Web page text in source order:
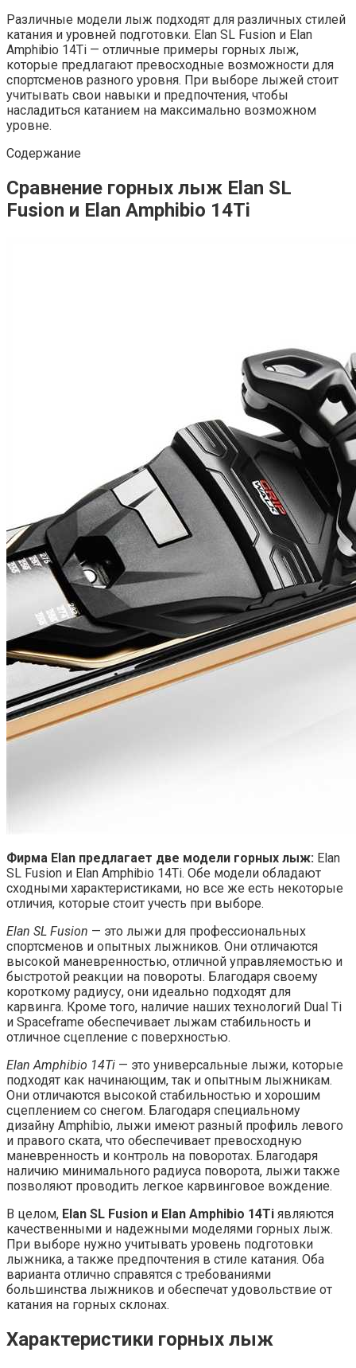
Различные модели лыж подходят для различных стилей
катания и уровней подготовки. Elan SL Fusion и Elan
Amphibio 14Ti — отличные примеры горных лыж,
которые предлагают превосходные возможности для
спортсменов разного уровня. При выборе лыжей стоит
учитывать свои навыки и предпочтения, чтобы
насладиться катанием на максимально возможном
уровне.
Содержание
Сравнение горных лыж Elan SL
Fusion и Elan Amphibio 14Ti
Фирма Elan предлагает две модели горных лыж: Elan
SL Fusion и Elan Amphibio 14Ti. Обе модели обладают
сходными характеристиками, но все же есть некоторые
отличия, которые стоит учесть при выборе.
Elan SL Fusion — это лыжи для профессиональных
спортсменов и опытных лыжников. Они отличаются
высокой маневренностью, отличной управляемостью и
быстротой реакции на повороты. Благодаря своему
короткому радиусу, они идеально подходят для
карвинга. Кроме того, наличие наших технологий Dual Ti
и Spaceframe обеспечивает лыжам стабильность и
отличное сцепление с поверхностью.
Elan Amphibio 14Ti — это универсальные лыжи, которые
подходят как начинающим, так и опытным лыжникам.
Они отличаются высокой стабильностью и хорошим
сцеплением со снегом. Благодаря специальному
дизайну Amphibio, лыжи имеют разный профиль левого
и правого ската, что обеспечивает превосходную
маневренность и контроль на поворотах. Благодаря
наличию минимального радиуса поворота, лыжи также
позволяют проводить легкое карвинговое вождение.
В целом, Elan SL Fusion и Elan Amphibio 14Ti являются
качественными и надежными моделями горных лыж.
При выборе нужно учитывать уровень подготовки
лыжника, а также предпочтения в стиле катания. Оба
варианта отлично справятся с требованиями
большинства лыжников и обеспечат удовольствие от
катания на горных склонах.
Характеристики горных лыж